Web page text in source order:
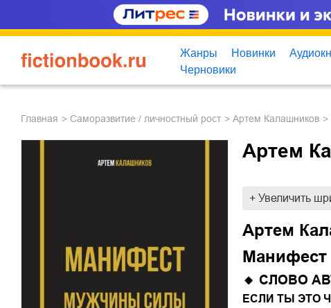
Жанры Новинки
Черновики
Главная саморазвитие / личностный рост Артем Калашников
Артем
+ Увеличить
Артем
🔸 СЛОВО
ЕСЛИ ТЫ ЭТО